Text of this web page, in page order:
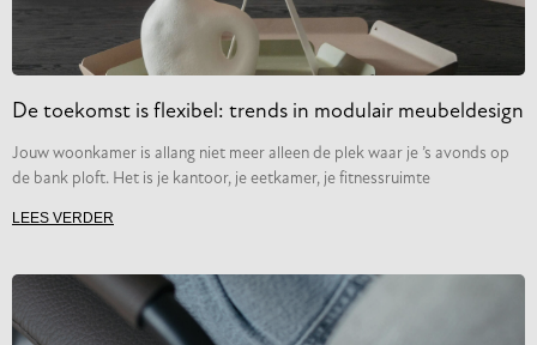
De toekomst is flexibel: trends in modulair meubeldesign
Jouw woonkamer is allang niet meer alleen de plek waar je ’s avonds op
de bank ploft. Het is je kantoor, je eetkamer, je fitnessruimte
LEES VERDER